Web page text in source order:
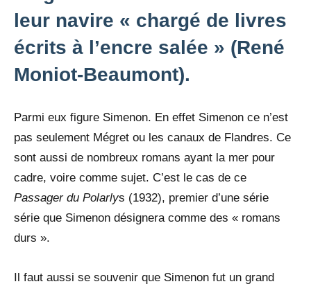
leur navire « chargé de livres
écrits à l’encre salée » (René
Moniot-Beaumont).
Parmi eux figure Simenon. En effet Simenon ce n’est
pas seulement Mégret ou les canaux de Flandres. Ce
sont aussi de nombreux romans ayant la mer pour
cadre, voire comme sujet. C’est le cas de ce
Passager du Polarlys (1932), premier d’une série
série que Simenon désignera comme des « romans
durs ».
Il faut aussi se souvenir que Simenon fut un grand